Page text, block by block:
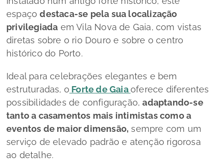
espaçodestaca-se pela sua localização
privilegiada em Vila Nova de Gaia, com vistas
diretas sobre o rio Douro e sobre o centro
histórico do Porto.
Ideal para celebrações elegantes e bem
estruturadas, o Forte de Gaiaoferece diferentes
possibilidades de configuração,adaptando-se
tanto a casamentos mais intimistas como a
eventos de maior dimensão, sempre com um
serviço de elevado padrão e atenção rigorosa
ao detalhe.